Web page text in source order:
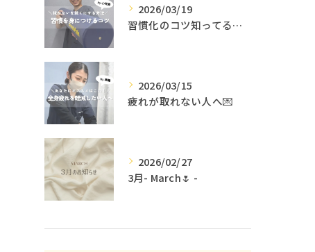
2026/03/19
習慣化のコツ知ってる😳？
2026/03/15
疲れが取れない人へ💌
2026/02/27
3月- March🌷 -